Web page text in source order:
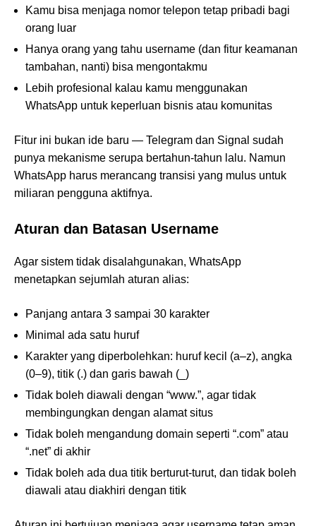
Kamu bisa menjaga nomor telepon tetap pribadi bagi
orang luar
Hanya orang yang tahu username (dan fitur keamanan
tambahan, nanti) bisa mengontakmu
Lebih profesional kalau kamu menggunakan
WhatsApp untuk keperluan bisnis atau komunitas
Fitur ini bukan ide baru — Telegram dan Signal sudah
punya mekanisme serupa bertahun-tahun lalu. Namun
WhatsApp harus merancang transisi yang mulus untuk
miliaran pengguna aktifnya.
Aturan dan Batasan Username
Agar sistem tidak disalahgunakan, WhatsApp
menetapkan sejumlah aturan alias:
Panjang antara 3 sampai 30 karakter
Minimal ada satu huruf
Karakter yang diperbolehkan: huruf kecil (a–z), angka
(0–9), titik (.) dan garis bawah (_)
Tidak boleh diawali dengan “www.”, agar tidak
membingungkan dengan alamat situs
Tidak boleh mengandung domain seperti “.com” atau
“.net” di akhir
Tidak boleh ada dua titik berturut-turut, dan tidak boleh
diawali atau diakhiri dengan titik